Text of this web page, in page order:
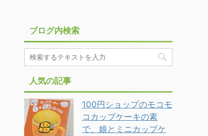
ブログ内検索
人気の記事
100円ショップのモコモ
コカップケーキの素
で、娘とミニカップケ